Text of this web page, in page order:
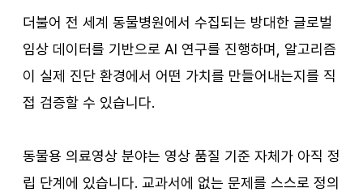
더불어 전 세계 동물병원에서 수집되는 방대한 글로벌
임상 데이터를 기반으로 AI 연구를 진행하며, 알고리즘
이 실제 진단 환경에서 어떤 가치를 만들어내는지를 직
접 검증할 수 있습니다.
동물용 의료영상 분야는 영상 품질 기준 자체가 아직 정
립 단계에 있습니다. 교과서에 없는 문제를 스스로 정의